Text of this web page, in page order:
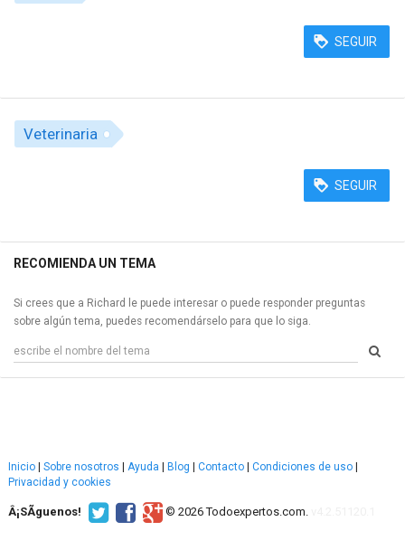
SEGUIR
Veterinaria
SEGUIR
RECOMIENDA UN TEMA
Si crees que a Richard le puede interesar o puede responder preguntas
sobre algún tema, puedes recomendárselo para que lo siga.
Inicio Sobre nosotros Ayuda Blog Contacto Condiciones de uso
Privacidad y cookies
Â¡SÃ­guenos! © 2026 Todoexpertos.com.